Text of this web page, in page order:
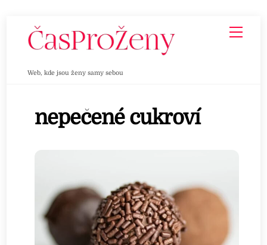
Web, kde jsou ženy samy sebou
nepečené cukroví